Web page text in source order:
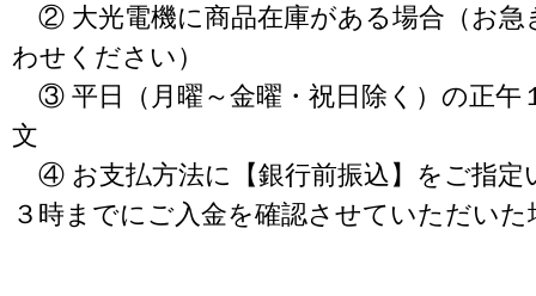
② 大光電機に商品在庫がある場合（お急
わせください）
③ 平日（月曜～金曜・祝日除く）の正午
文
④ お支払方法に【銀行前振込】をご指定
３時までにご入金を確認させていただいた